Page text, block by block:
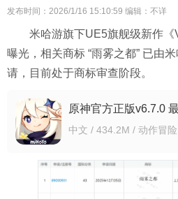
发布时间：2026/1/16 15:10:59 编辑：不详
米哈游旗下UE5旗舰级新作《
曝光，相关商标 “雨雾之都” 已由
请，目前处于商标审查阶段。
原神官方正版v6.7.0
中文 / 434.2M / 动作冒险